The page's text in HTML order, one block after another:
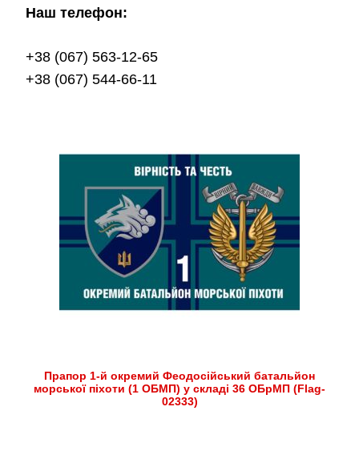
Наш телефон:
+38 (067) 563-12-65
+38 (067) 544-66-11
Прапор 1-й окремий Феодосійський батальйон
морської піхоти (1 ОБМП) у складі 36 ОБрМП (Flag-
02333)